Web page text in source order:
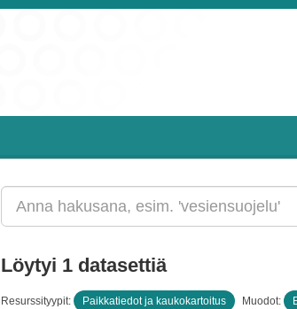
Löytyi 1 datasettiä
Resurssityypit: Paikkatiedot ja kaukokartoitus Muodot: